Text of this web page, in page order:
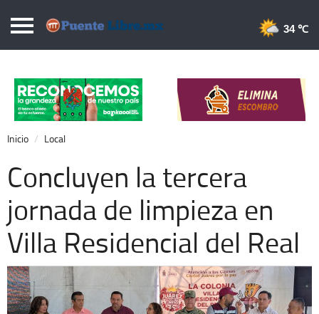
Puentelibre.mx
Local
Nacional
Opinión
Cronos
Economía
Espectáculos
Extra +
34 ℃
Inicio Local
Concluyen la tercera
jornada de limpieza en
Villa Residencial del Real